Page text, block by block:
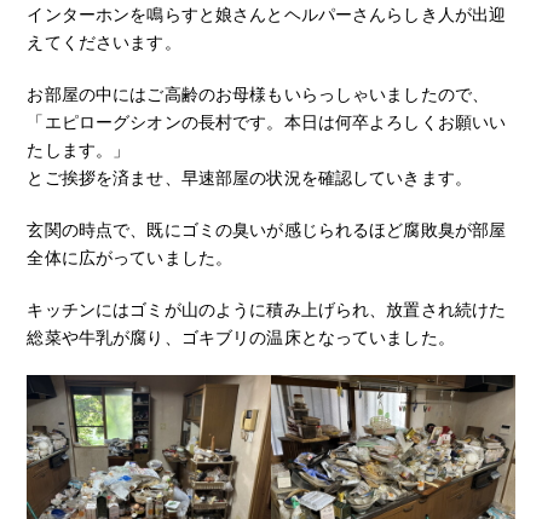
インターホンを鳴らすと娘さんとヘルパーさんらしき人が出迎
えてくださいます。
お部屋の中にはご高齢のお母様もいらっしゃいましたので、
「エピローグシオンの長村です。本日は何卒よろしくお願いい
たします。」
とご挨拶を済ませ、早速部屋の状況を確認していきます。
玄関の時点で、既にゴミの臭いが感じられるほど腐敗臭が部屋
全体に広がっていました。
キッチンにはゴミが山のように積み上げられ、放置され続けた
総菜や牛乳が腐り、ゴキブリの温床となっていました。